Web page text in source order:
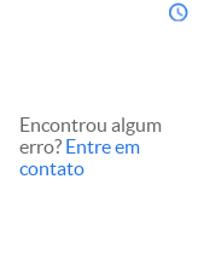
Encontrou algum
erro? Entre em
contato